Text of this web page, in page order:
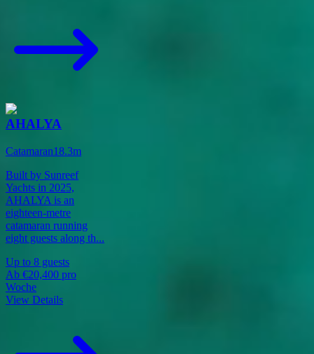
AHALYA
Catamaran18.3m
Built by Sunreef
Yachts in 2025,
AHALYA is an
eighteen-metre
catamaran running
eight guests along th...
Up to 8 guests
Ab €20,400 pro
Woche
View Details